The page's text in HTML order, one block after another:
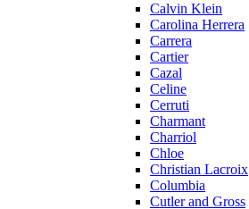
Calvin Klein
Carolina Herrera
Carrera
Cartier
Cazal
Celine
Cerruti
Charmant
Charriol
Chloe
Christian Lacroix
Columbia
Cutler and Gross